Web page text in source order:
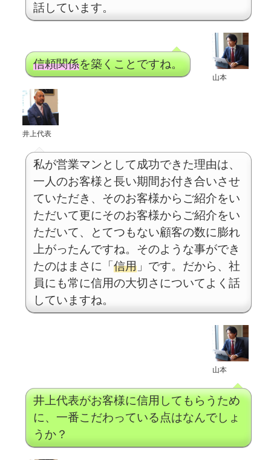
話しています。
山本
信頼関係を築くことですね。
井上代表
私が営業マンとして成功できた理由は、
一人のお客様と長い期間お付き合いさせ
ていただき、そのお客様からご紹介をい
ただいて更にそのお客様からご紹介をい
ただいて、とてつもない顧客の数に膨れ
上がったんですね。そのような事ができ
たのはまさに「信用 」です。だから、社
員にも常に信用の大切さについてよく話
していますね。
山本
井上代表がお客様に信用してもらうため
に、一番こだわっている点はなんでしょ
うか？